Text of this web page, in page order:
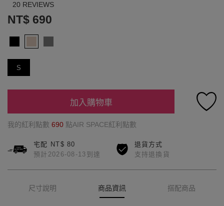
20 REVIEWS
NT$ 690
S
加入購物車
我的紅利點數 690 點AIR SPACE紅利點數
宅配 NT$ 80
預計2026-08-13到達
退貨方式
支持退換貨
尺寸說明 商品資訊 搭配商品